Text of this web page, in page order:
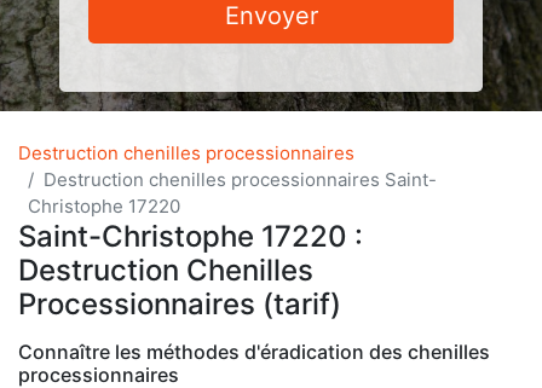
Envoyer
Destruction chenilles processionnaires
Destruction chenilles processionnaires Saint-
Christophe 17220
Saint-Christophe 17220 :
Destruction Chenilles
Processionnaires (tarif)
Connaître les méthodes d'éradication des chenilles
processionnaires